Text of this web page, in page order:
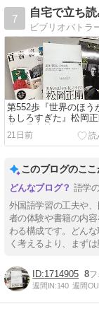
7
第552歩『世界のほう
もしろすぎた』松岡正
著、晶文社
21日前
このブログのこ
語学
外国語学習の工夫や
者の体験や書籍の内
わる構成です。どん
く考えるより、まず
1714905 8
週間IN:140 週間